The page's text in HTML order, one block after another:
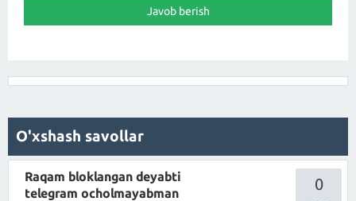
O'xshash savollar
0
Raqam bloklangan deyabti
telegram ocholmayabman